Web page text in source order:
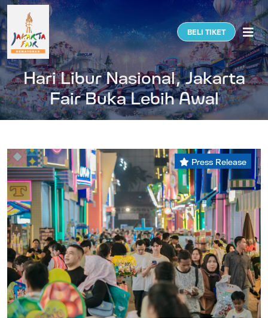
BELI TIKET
Hari Libur Nasional, Jakarta
Fair Buka Lebih Awal
Press Release